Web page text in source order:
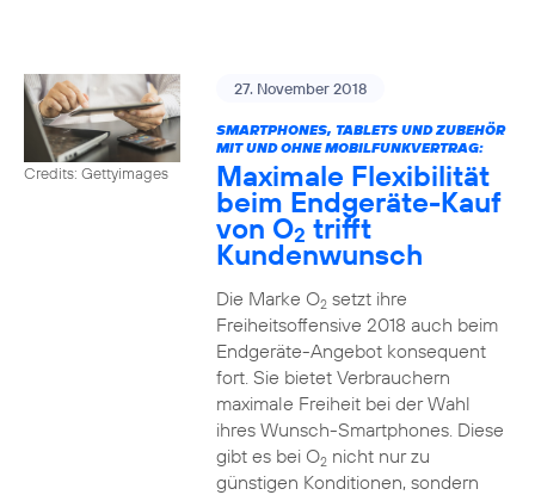
Credits: Gettyimages
27. November 2018
SMARTPHONES, TABLETS UND ZUBEHÖR
MIT UND OHNE MOBILFUNKVERTRAG:
Maximale Flexibilität
beim Endgeräte-Kauf
von O2 trifft
Kundenwunsch
Die Marke O2setzt ihre
Freiheitsoffensive 2018 auch beim
Endgeräte-Angebot konsequent
fort. Sie bietet Verbrauchern
maximale Freiheit bei der Wahl
ihres Wunsch-Smartphones. Diese
gibt es bei O2nicht nur zu
günstigen Konditionen, sondern